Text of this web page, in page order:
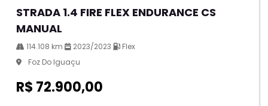
STRADA 1.4 FIRE FLEX ENDURANCE CS
MANUAL
114.108 km 2023/2023
Flex
Foz Do Iguaçu
R$ 72.900,00